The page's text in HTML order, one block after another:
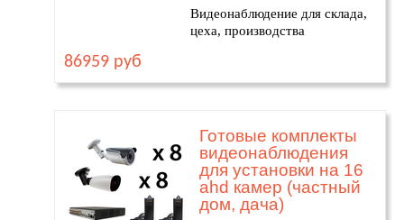
Видеонаблюдение для склада,
цеха, производства
86959 руб
Готовые комплекты
видеонаблюдения
для установки на 16
ahd камер (частный
дом, дача)